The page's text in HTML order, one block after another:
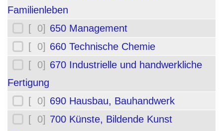
Familienleben
[ 0] 650 Management
[ 0] 660 Technische Chemie
[ 0] 670 Industrielle und handwerkliche
Fertigung
[ 0] 690 Hausbau, Bauhandwerk
[ 0] 700 Künste, Bildende Kunst